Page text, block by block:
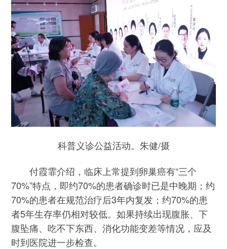
科普义诊公益活动。朱健/摄
付霞霏介绍，临床上常提到卵巢癌有“三个
70%”特点，即约70%的患者确诊时已是中晚期；约
70%的患者在规范治疗后3年内复发；约70%的患
者5年生存率仍相对较低。如果持续出现腹胀、下
腹坠痛、吃不下东西、消化功能变差等情况，应及
时到医院进一步检查。